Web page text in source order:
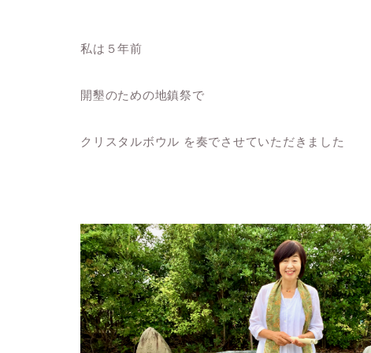
私は５年前
開墾のための地鎮祭で
クリスタルボウル を奏でさせていただきました